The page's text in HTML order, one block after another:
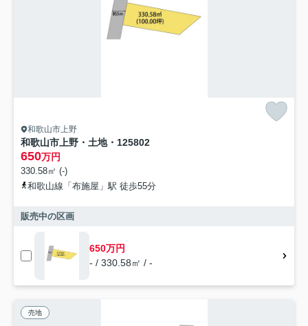
和歌山市上野
和歌山市上野・土地・125802
650万円
330.58㎡ (-)
和歌山線「布施屋」駅 徒歩55分
販売中の区画
650万円
- / 330.58㎡ / -
売地